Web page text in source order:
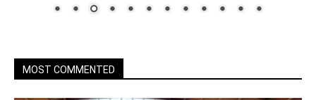
MOST COMMENTED